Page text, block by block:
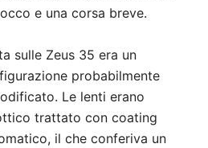
e una corsa breve.
sulle Zeus 35 era un
probabilmente
Le lenti erano
trattato con coating
il che conferiva un